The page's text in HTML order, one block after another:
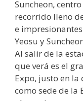
Suncheon,
recorrido lleno
e
Yeosu y
Al salir de la
que verá es el
Expo, justo en la
como sede de la